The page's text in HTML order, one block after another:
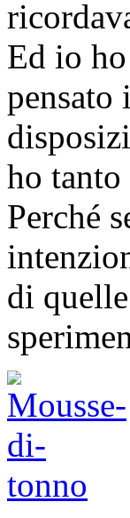
Ed io
pensato
ho
Perché
di